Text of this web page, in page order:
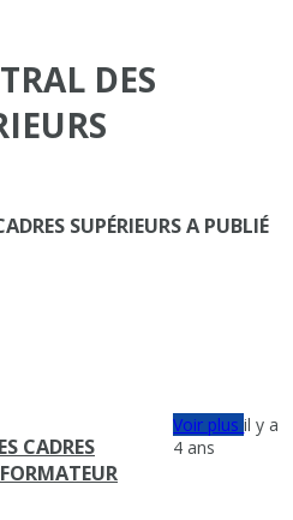
DES
SUPÉRIEURS A PUBLIÉ
CADRES
Voir plusil y a
4 ans